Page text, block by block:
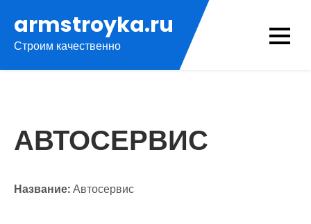
содержимому
armstroyka.ru
Строим качественно
АВТОСЕРВИС
Название:Автосервис